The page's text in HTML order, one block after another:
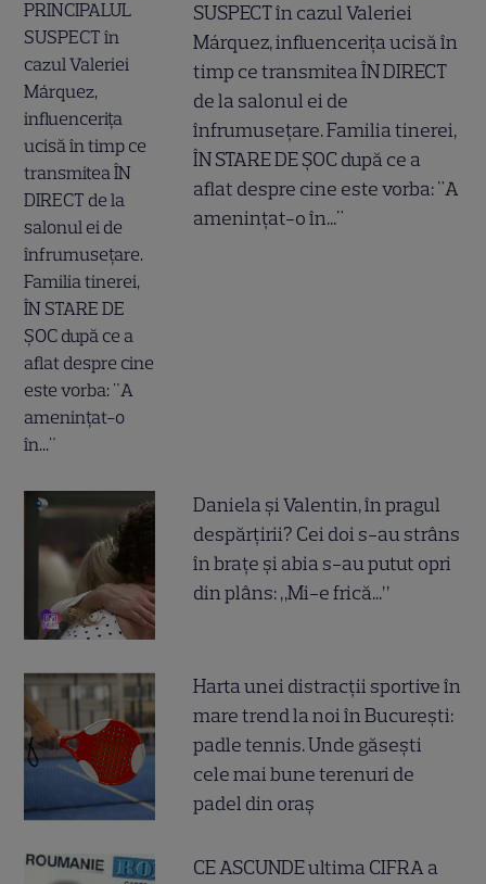
SUSPECT în cazul Valeriei
Márquez, influencerița ucisă în
timp ce transmitea ÎN DIRECT
de la salonul ei de
înfrumusețare. Familia tinerei,
ÎN STARE DE ȘOC după ce a
aflat despre cine este vorba: "A
amenințat-o în..."
Daniela și Valentin, în pragul
despărțirii? Cei doi s-au strâns
în brațe și abia s-au putut opri
din plâns: „Mi-e frică...”
Harta unei distracții sportive în
mare trend la noi în București:
padle tennis. Unde găsești
cele mai bune terenuri de
padel din oraș
CE ASCUNDE ultima CIFRA a